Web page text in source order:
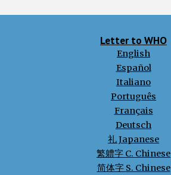
Letter to WHO
English
Español
Italiano
Português
Français
Deutsch
礼 Japanese
繁軆字 C. Chinese
简体字 S. Chinese